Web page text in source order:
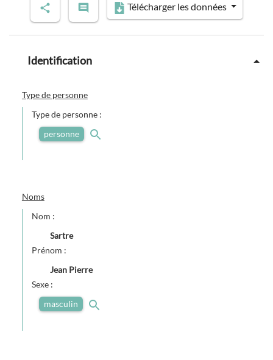
Télécharger les données
Identification
Type de personne
Type de personne :
personne
Noms
Nom :
Sartre
Prénom :
Jean Pierre
Sexe :
masculin